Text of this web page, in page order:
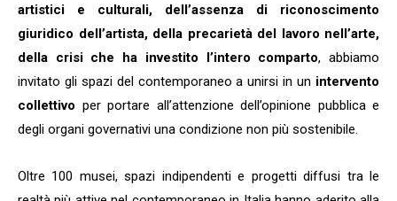
artistici e culturali, dell’assenza di riconoscimento
giuridico dell’artista, della precarietà del lavoro nell’arte,
della crisi che ha investito l’intero comparto, abbiamo
invitato gli spazi del contemporaneo a unirsi in un intervento
collettivo per portare all’attenzione dell’opinione pubblica e
degli organi governativi una condizione non più sostenibile.
Oltre 100 musei, spazi indipendenti e progetti diffusi tra le